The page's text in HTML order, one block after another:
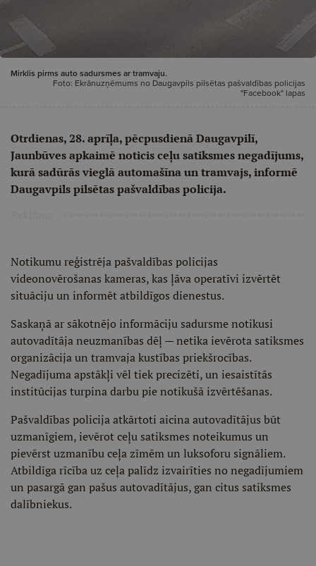
Mirklis pirms auto sadursmes ar tramvaju.
Foto: Ekrānuzņēmums no Daugavpils pilsētas pašvaldības policijas
"Facebook" lapas
Otrdienas, 28. aprīļa, pēcpusdienā Daugavpilī,
Jaunbūves apkaimē noticis ceļu satiksmes negadījums,
kurā sadūrās vieglā automašīna un tramvajs, informē
Daugavpils pilsētas pašvaldības policija.
Notikumu reģistrēja pašvaldības policijas
videonovērošanas kameras, kas ļāva operatīvi izvērtēt
situāciju un informēt atbildīgos dienestus.
Saskaņā ar sākotnējo informāciju sadursme notikusi
autovadītāja neuzmanības dēļ — netika ievērota satiksmes
organizācija un tramvaja kustības priekšrocības.
Negadījuma apstākļi vēl tiek precizēti, un iesaistītās
institūcijas turpina darbu pie notikušā izvērtēšanas.
Pašvaldības policija atkārtoti aicina autovadītājus būt
uzmanīgiem, ievērot ceļu satiksmes noteikumus un
pievērst uzmanību ceļa zīmēm un luksoforu signāliem.
Atbildīga rīcība uz ceļa palīdz izvairīties no negadījumiem
un pasargā gan pašus autovadītājus, gan citus satiksmes
dalībniekus.